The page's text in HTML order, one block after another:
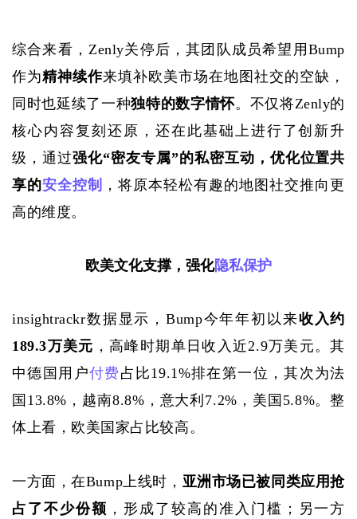
综合来看，Zenly关停后，其团队成员希望用Bump
作为精神续作来填补欧美市场在地图社交的空缺，
同时也延续了一种独特的数字情怀。不仅将Zenly的
核心内容复刻还原，还在此基础上进行了创新升
级，通过强化“密友专属”的私密互动，优化位置共
享的安全控制
，将原本轻松有趣的地图社交推向更
高的维度。
欧美文化支撑，强化隐私保护
insightrackr数据显示，Bump今年年初以来收入约
189.3万美元 ，高峰时期单日收入近2.9万美元。其
中德国用户付费 占比19.1%排在第一位，其次为法
国13.8%，越南8.8%，意大利7.2%，美国5.8%。整
体上看，欧美国家占比较高。
一方面，在Bump上线时， 亚洲市场已被同类应用抢
占了不少份额 ，形成了较高的准入门槛；另一方